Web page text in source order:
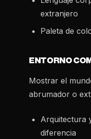
extranjero
Paleta de
ENTORNO
Mostrar el
abrumador o
Arquitectura
diferencia